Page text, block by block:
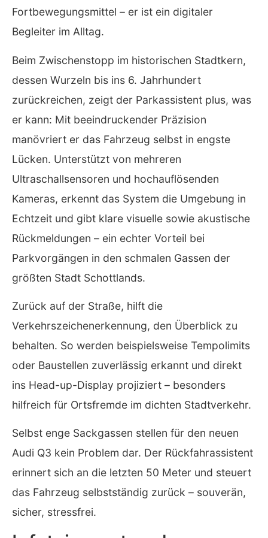
Fortbewegungsmittel – er ist ein digitaler
Begleiter im Alltag.
Beim Zwischenstopp im historischen Stadtkern,
dessen Wurzeln bis ins 6. Jahrhundert
zurückreichen, zeigt der Parkassistent plus, was
er kann: Mit beeindruckender Präzision
manövriert er das Fahrzeug selbst in engste
Lücken. Unterstützt von mehreren
Ultraschallsensoren und hochauflösenden
Kameras, erkennt das System die Umgebung in
Echtzeit und gibt klare visuelle sowie akustische
Rückmeldungen – ein echter Vorteil bei
Parkvorgängen in den schmalen Gassen der
größten Stadt Schottlands.
Zurück auf der Straße, hilft die
Verkehrszeichenerkennung, den Überblick zu
behalten. So werden beispielsweise Tempolimits
oder Baustellen zuverlässig erkannt und direkt
ins Head-up-Display projiziert – besonders
hilfreich für Ortsfremde im dichten Stadtverkehr.
Selbst enge Sackgassen stellen für den neuen
Audi Q3 kein Problem dar. Der Rückfahrassistent
erinnert sich an die letzten 50 Meter und steuert
das Fahrzeug selbstständig zurück – souverän,
sicher, stressfrei.